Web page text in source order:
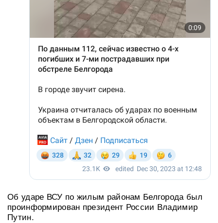
Об ударе ВСУ по жилым районам Белгорода был
проинформирован президент России Владимир
Путин.